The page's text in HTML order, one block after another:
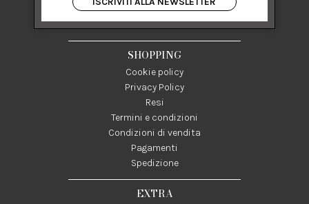
84122 Salerno Italia
P IVA 03024950655
SHOPPING
Cookie policy
Privacy Policy
Resi
Termini e condizioni
Condizioni di vendita
Pagamenti
Spedizione
EXTRA